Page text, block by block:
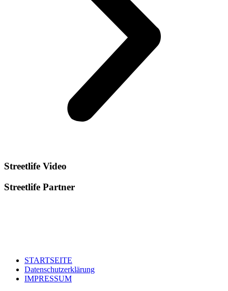
Streetlife Video
Streetlife Partner
STARTSEITE
Datenschutzerklärung
IMPRESSUM